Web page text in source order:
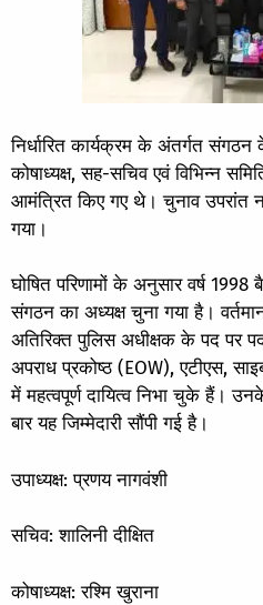
निर्धारित कार्यक्रम के अंतर्गत संगठन
कोषाध्यक्ष, सह-सचिव एवं विभिन्न
आमंत्रित किए गए थे। चुनाव उपरांत
गया।
घोषित परिणामों के अनुसार वर्ष
संगठन का अध्यक्ष चुना गया है।
अतिरिक्त पुलिस अधीक्षक के पद पर
अपराध प्रकोष्ठ (EOW), एटीएस,
में महत्वपूर्ण दायित्व निभा चुके हैं।
बार यह जिम्मेदारी सौंपी गई है।
उपाध्यक्ष: प्रणय नागवंशी
सचिव: शालिनी दीक्षित
कोषाध्यक्ष: रश्मि खुराना